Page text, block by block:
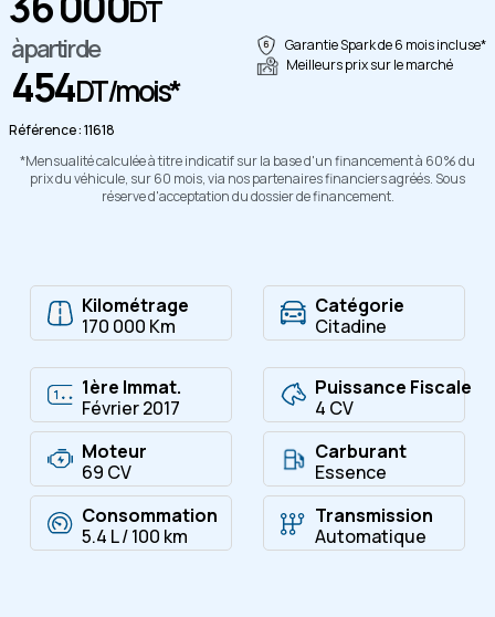
DT
à partir de
454DT/mois*
Référence : 11618
Garantie Spark de 6 mois incluse*
Meilleurs prix sur le marché
*Mensualité calculée à titre indicatif sur la base d'un financement à 60% du
prix du véhicule, sur 60 mois, via nos partenaires financiers agréés. Sous
réserve d'acceptation du dossier de financement.
Kilométrage
170 000 Km
Catégorie
Citadine
1ère Immat.
Février 2017
Puissance Fiscale
4 CV
Moteur
69 CV
Carburant
Essence
Consommation
5.4 L / 100 km
Transmission
Automatique
Copier